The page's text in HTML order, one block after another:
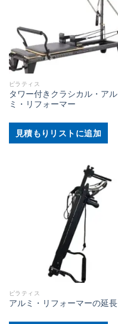
ピラティス
タワー付きクラシカル・アル
ミ・リフォーマー
見積もりリストに追加
ピラティス
アルミ・リフォーマーの延長